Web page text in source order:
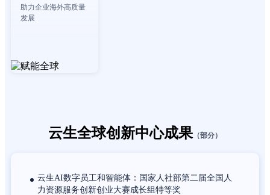
助力企业海外高质量
发展
云生全球创新中心成果（部分）
云生AI数字员工和智能体：国家人社部第二届全国人
力资源服务创新创业大赛成长组特等奖